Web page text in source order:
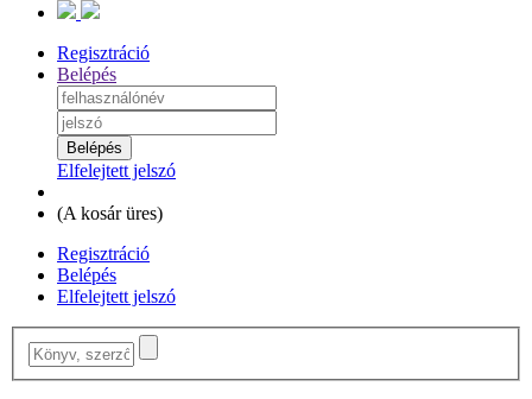
Regisztráció
Belépés
Elfelejtett jelszó
(A kosár üres)
Regisztráció
Belépés
Elfelejtett jelszó